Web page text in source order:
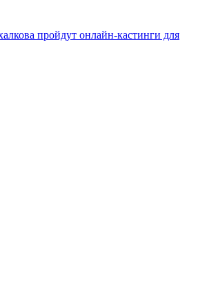
пройдут онлайн-кастинги для